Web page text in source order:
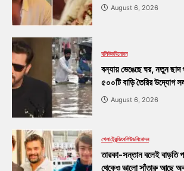
August 6, 2026
বলিউডবিনোদন
বন্যায় ভেঙেছে ঘর, নতুন
৫০০টি বাড়ি তৈরির উদ্যোগ
August 6, 2026
খেলাট্রেন্ডিংবলিউডবিনোদন
তারকা-সন্তান বলেই বাড়তি
থেকেও ভালো সাঁতারু আছে